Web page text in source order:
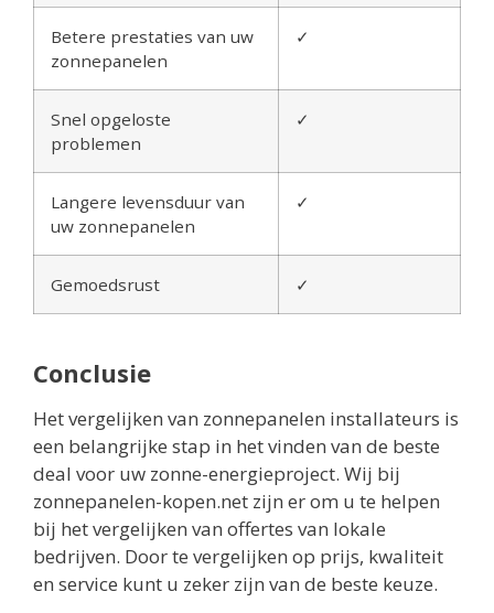
Betere prestaties van uw
zonnepanelen
✓
Snel opgeloste
problemen
✓
Langere levensduur van
uw zonnepanelen
✓
Gemoedsrust ✓
Conclusie
Het vergelijken van zonnepanelen installateurs is
een belangrijke stap in het vinden van de beste
deal voor uw zonne-energieproject. Wij bij
zonnepanelen-kopen.net zijn er om u te helpen
bij het vergelijken van offertes van lokale
bedrijven. Door te vergelijken op prijs, kwaliteit
en service kunt u zeker zijn van de beste keuze.